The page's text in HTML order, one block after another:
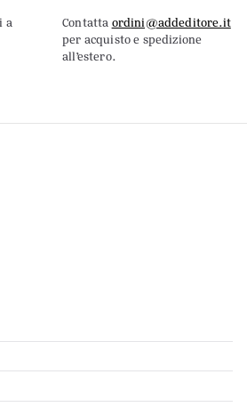
a
Contatta ordini@addeditore.it
per acquisto e spedizione
all’estero.